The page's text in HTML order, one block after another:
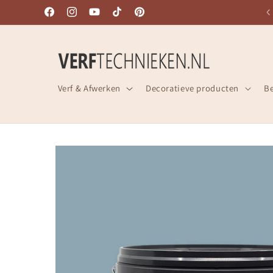
Meteen
naar de
content
FacebookInstagramYouTubeTikTokPinterest
SNELLE LEVERING UIT VOORRAAD!
Verf & Afwerken Decoratieve producten